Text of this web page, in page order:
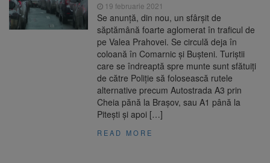
19 februarie 2021
Se anunţă, din nou, un sfârşit de
săptămână foarte aglomerat în traficul de
pe Valea Prahovei. Se circulă deja în
coloană în Comarnic şi Buşteni. Turiștii
care se îndreaptă spre munte sunt sfătuiți
de către Poliție să folosească rutele
alternative precum Autostrada A3 prin
Cheia pănă la Braşov, sau A1 până la
Piteşti şi apoi […]
READ MORE